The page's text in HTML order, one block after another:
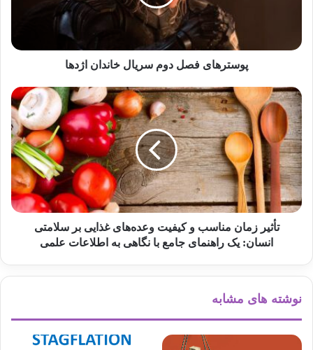
بانک مرکزی بانک ها نرخ بهره بین بانکی
نرخ تامین مالی
کپی لینک
پوسترهای فصل دوم سریال خاندان اژدها
تأثیر زمان مناسب و کیفیت وعده‌های غذایی بر سلامتی
انسان: یک راهنمای جامع با نگاهی به اطلاعات علمی
نوشته های مشابه